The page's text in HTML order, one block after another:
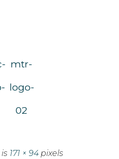
mtr-
logo-
02
171 × 94pixels